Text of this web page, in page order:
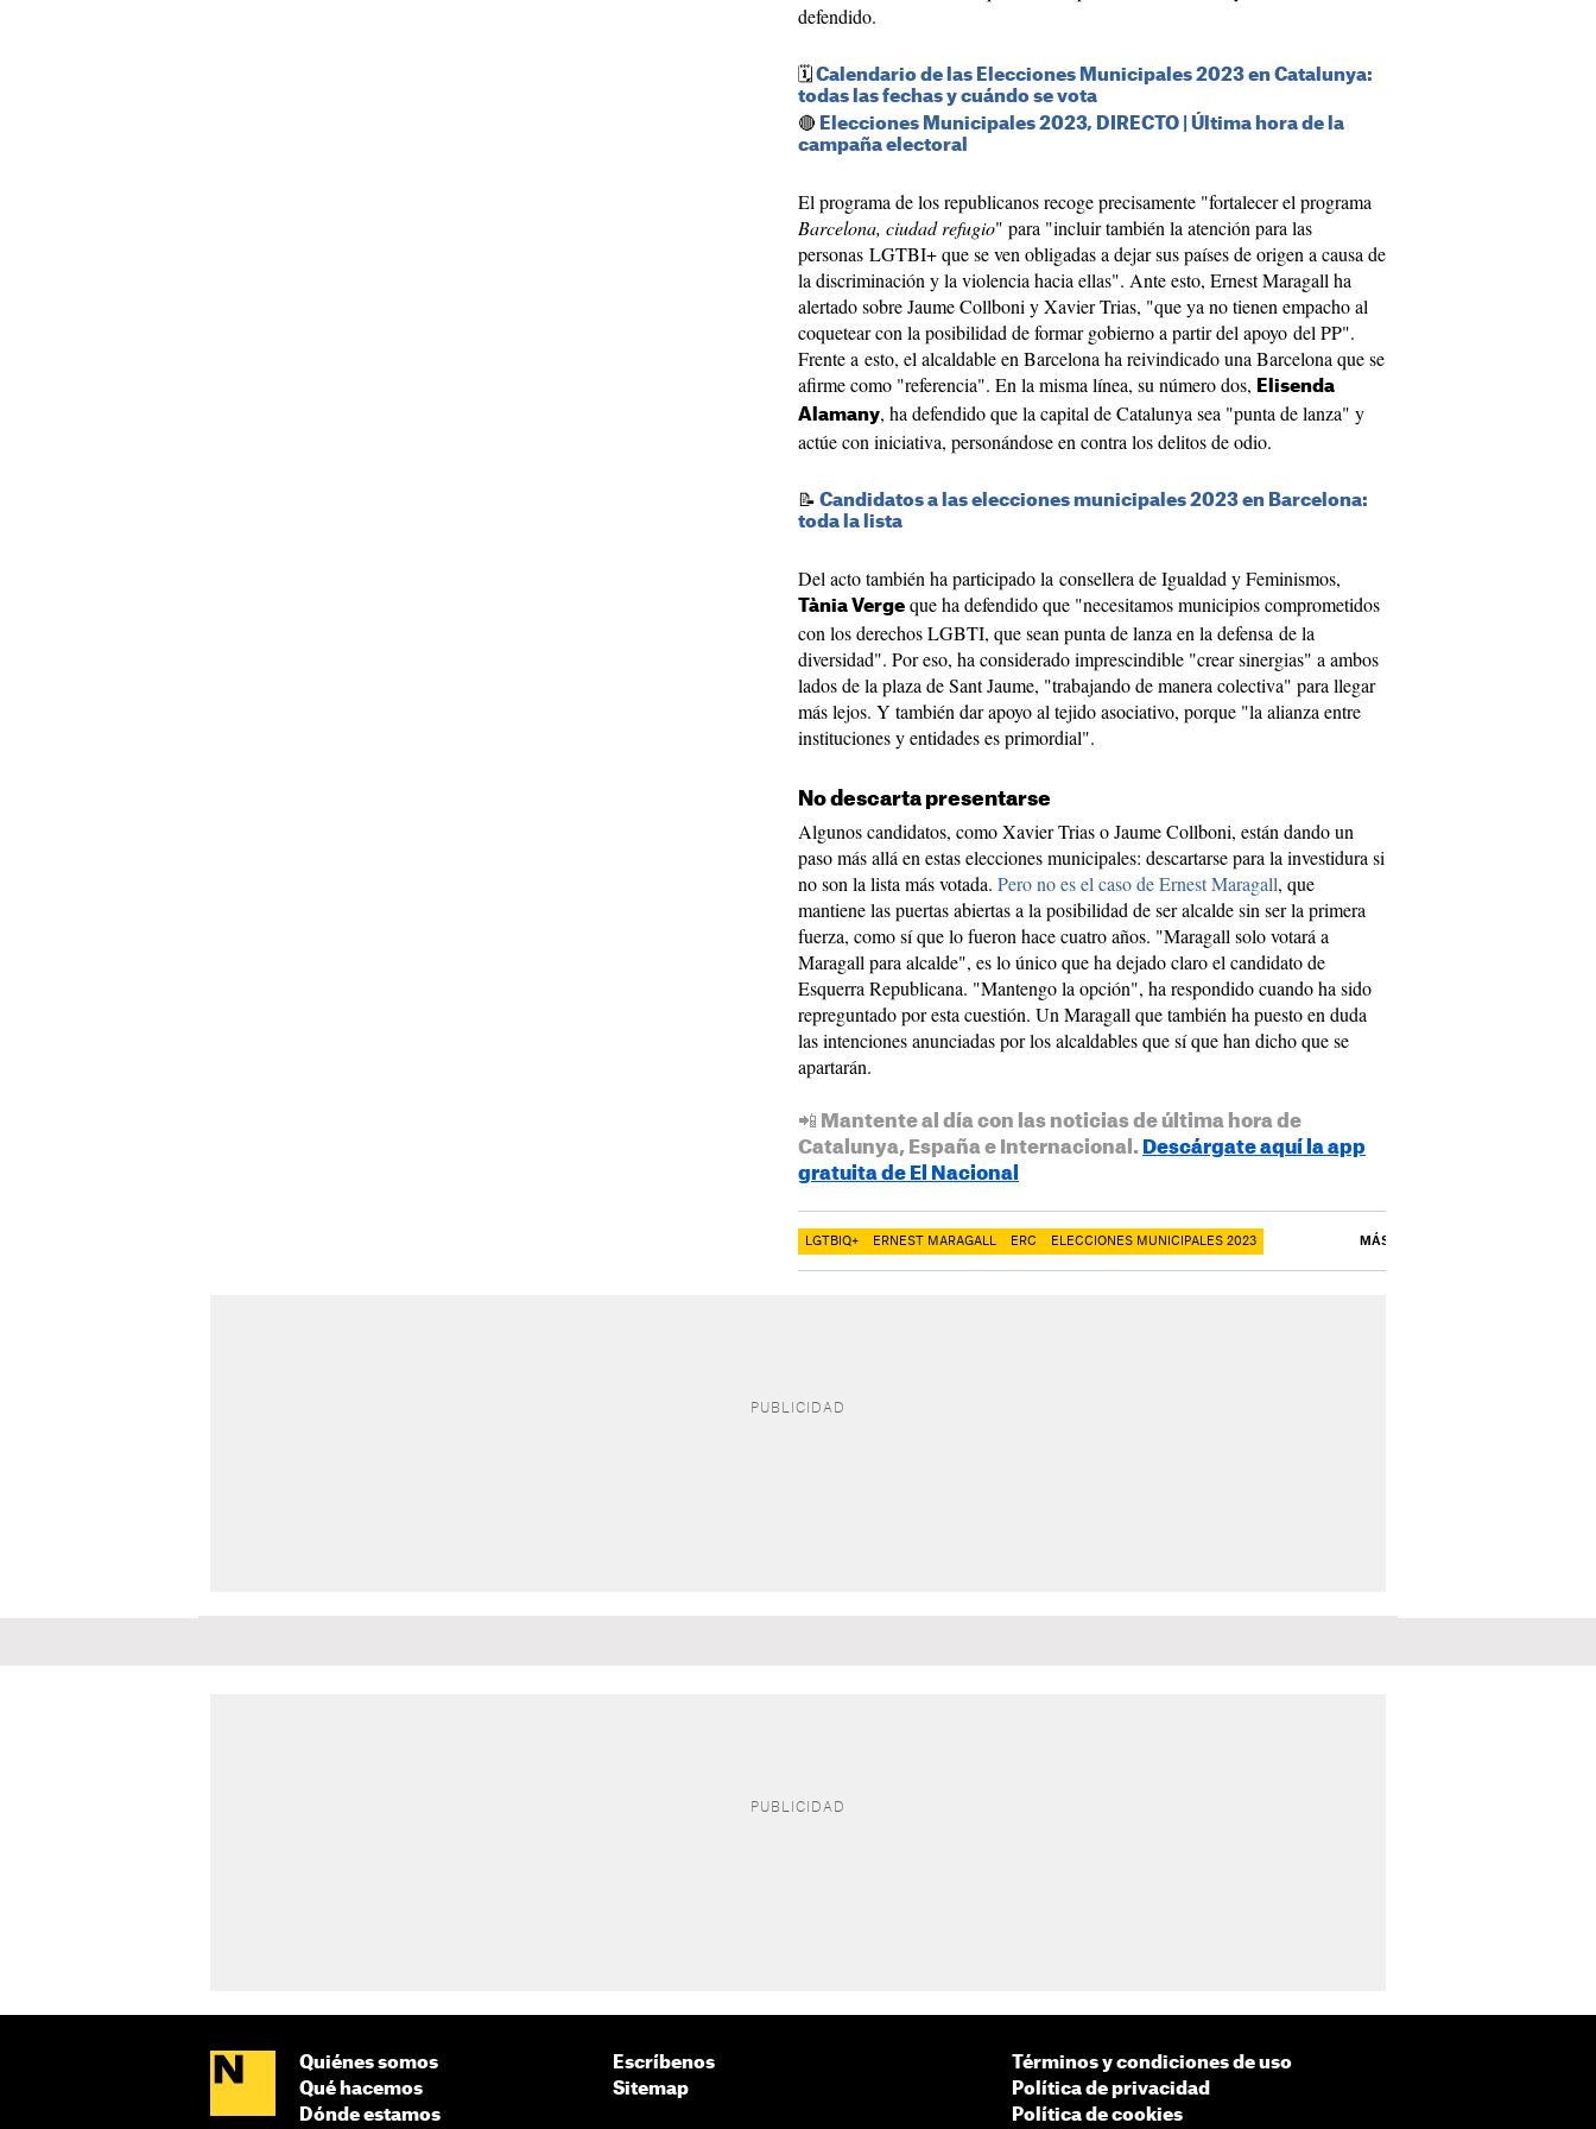
defendido.
🗓️ Calendario de las Elecciones Municipales 2023 en Catalunya:
todas las fechas y cuándo se vota
🔴 Elecciones Municipales 2023, DIRECTO | Última hora de la
campaña electoral
El programa de los republicanos recoge precisamente "fortalecer el programa
Barcelona, ciudad refugio" para "incluir también la atención para las
personas LGTBI+ que se ven obligadas a dejar sus países de origen a causa de
la discriminación y la violencia hacia ellas". Ante esto, Ernest Maragall ha
alertado sobre Jaume Collboni y Xavier Trias, "que ya no tienen empacho al
coquetear con la posibilidad de formar gobierno a partir del apoyo del PP".
Frente a esto, el alcaldable en Barcelona ha reivindicado una Barcelona que se
afirme como "referencia". En la misma línea, su número dos, Elisenda
Alamany, ha defendido que la capital de Catalunya sea "punta de lanza" y
actúe con iniciativa, personándose en contra los delitos de odio.
📝 Candidatos a las elecciones municipales 2023 en Barcelona:
toda la lista
Del acto también ha participado la consellera de Igualdad y Feminismos,
Tània Verge que ha defendido que "necesitamos municipios comprometidos
con los derechos LGBTI, que sean punta de lanza en la defensa de la
diversidad". Por eso, ha considerado imprescindible "crear sinergias" a ambos
lados de la plaza de Sant Jaume, "trabajando de manera colectiva" para llegar
más lejos. Y también dar apoyo al tejido asociativo, porque "la alianza entre
instituciones y entidades es primordial".
No descarta presentarse
Algunos candidatos, como Xavier Trias o Jaume Collboni, están dando un
paso más allá en estas elecciones municipales: descartarse para la investidura si
no son la lista más votada. Pero no es el caso de Ernest Maragall, que
mantiene las puertas abiertas a la posibilidad de ser alcalde sin ser la primera
fuerza, como sí que lo fueron hace cuatro años. "Maragall solo votará a
Maragall para alcalde", es lo único que ha dejado claro el candidato de
Esquerra Republicana. "Mantengo la opción", ha respondido cuando ha sido
repreguntado por esta cuestión. Un Maragall que también ha puesto en duda
las intenciones anunciadas por los alcaldables que sí que han dicho que se
apartarán.
📲 Mantente al día con las noticias de última hora de
Catalunya, España e Internacional. Descárgate aquí la app
gratuita de El Nacional
LGTBIQ+ ERNEST MARAGALL ERC ELECCIONES MUNICIPALES 2023 MÁS
Quiénes somos
Qué hacemos
Dónde estamos
Escríbenos
Sitemap
Términos y condiciones de uso
Política de privacidad
Política de cookies